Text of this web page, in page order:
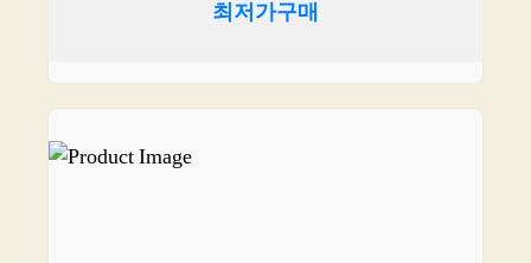
최저가구매